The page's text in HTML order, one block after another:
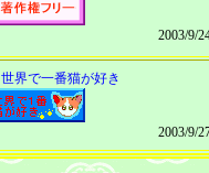
2003/9/
世界で一番猫が好き
2003/9/